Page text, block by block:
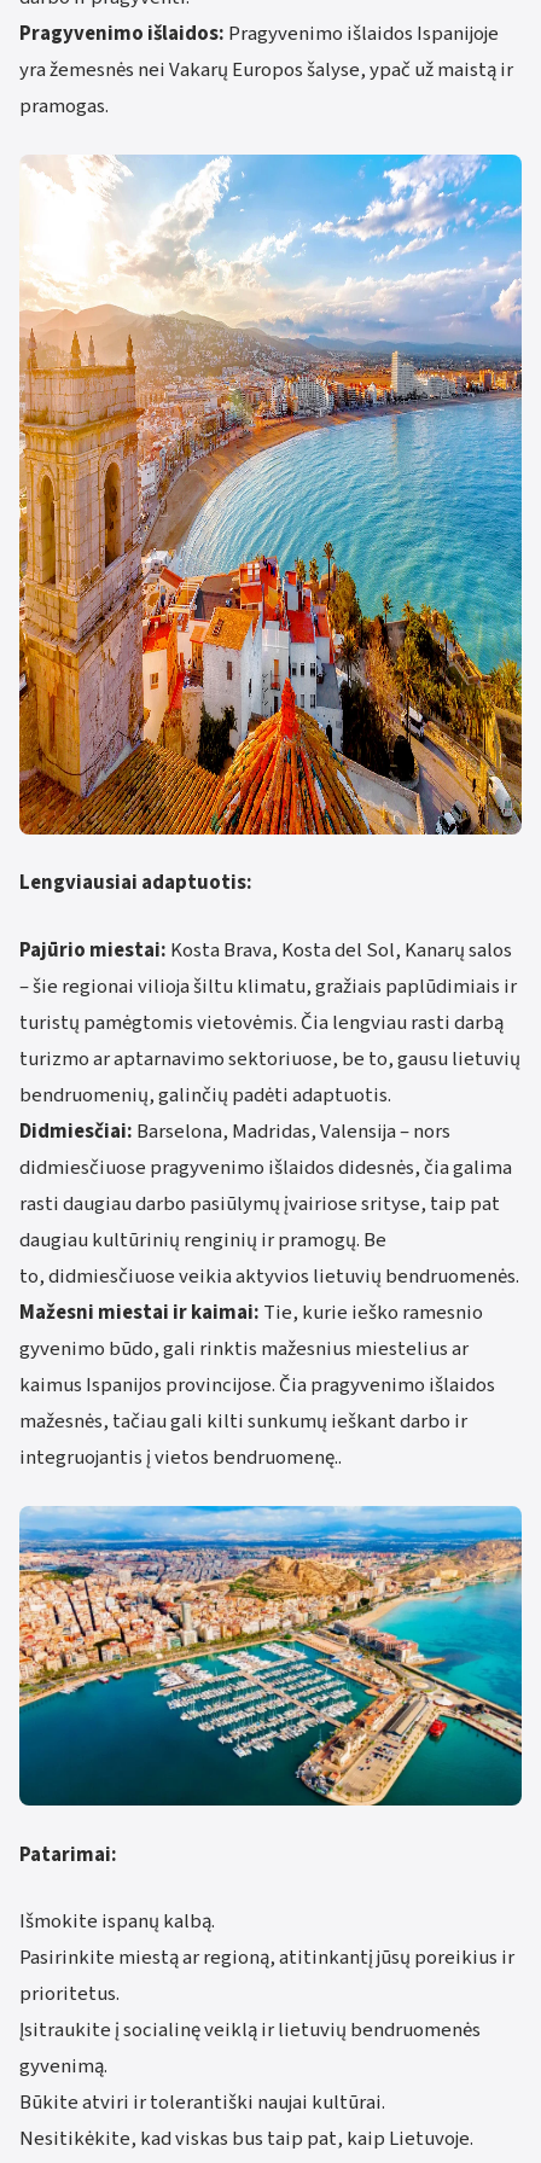
Pragyvenimo išlaidos: Pragyvenimo išlaidos Ispanijoje
yra žemesnės nei Vakarų Europos šalyse, ypač už maistą ir
pramogas.
Lengviausiai adaptuotis:
Pajūrio miestai: Kosta Brava, Kosta del Sol, Kanarų salos
– šie regionai vilioja šiltu klimatu, gražiais paplūdimiais ir
turistų pamėgtomis vietovėmis. Čia lengviau rasti darbą
turizmo ar aptarnavimo sektoriuose, be to, gausu lietuvių
bendruomenių, galinčių padėti adaptuotis.
Didmiesčiai: Barselona, Madridas, Valensija – nors
didmiesčiuose pragyvenimo išlaidos didesnės, čia galima
rasti daugiau darbo pasiūlymų įvairiose srityse, taip pat
daugiau kultūrinių renginių ir pramogų. Be
to, didmiesčiuose veikia aktyvios lietuvių bendruomenės.
Mažesni miestai ir kaimai: Tie, kurie ieško ramesnio
gyvenimo būdo, gali rinktis mažesnius miestelius ar
kaimus Ispanijos provincijose. Čia pragyvenimo išlaidos
mažesnės, tačiau gali kilti sunkumų ieškant darbo ir
integruojantis į vietos bendruomenę..
Patarimai:
Išmokite ispanų kalbą.
Pasirinkite miestą ar regioną, atitinkantį jūsų poreikius ir
prioritetus.
Įsitraukite į socialinę veiklą ir lietuvių bendruomenės
gyvenimą.
Būkite atviri ir tolerantiški naujai kultūrai.
Nesitikėkite, kad viskas bus taip pat, kaip Lietuvoje.